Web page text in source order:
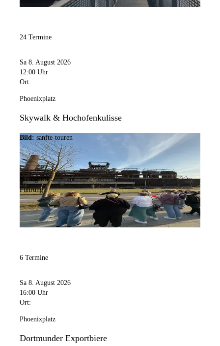
24 Termine
Sa 8. August 2026
12:00 Uhr
Ort:
Phoenixplatz
Skywalk & Hochofenkulisse
Bild: sanfte-touren
Kategorie:
Führung
6 Termine
Sa 8. August 2026
16:00 Uhr
Ort:
Phoenixplatz
Dortmunder Exportbiere